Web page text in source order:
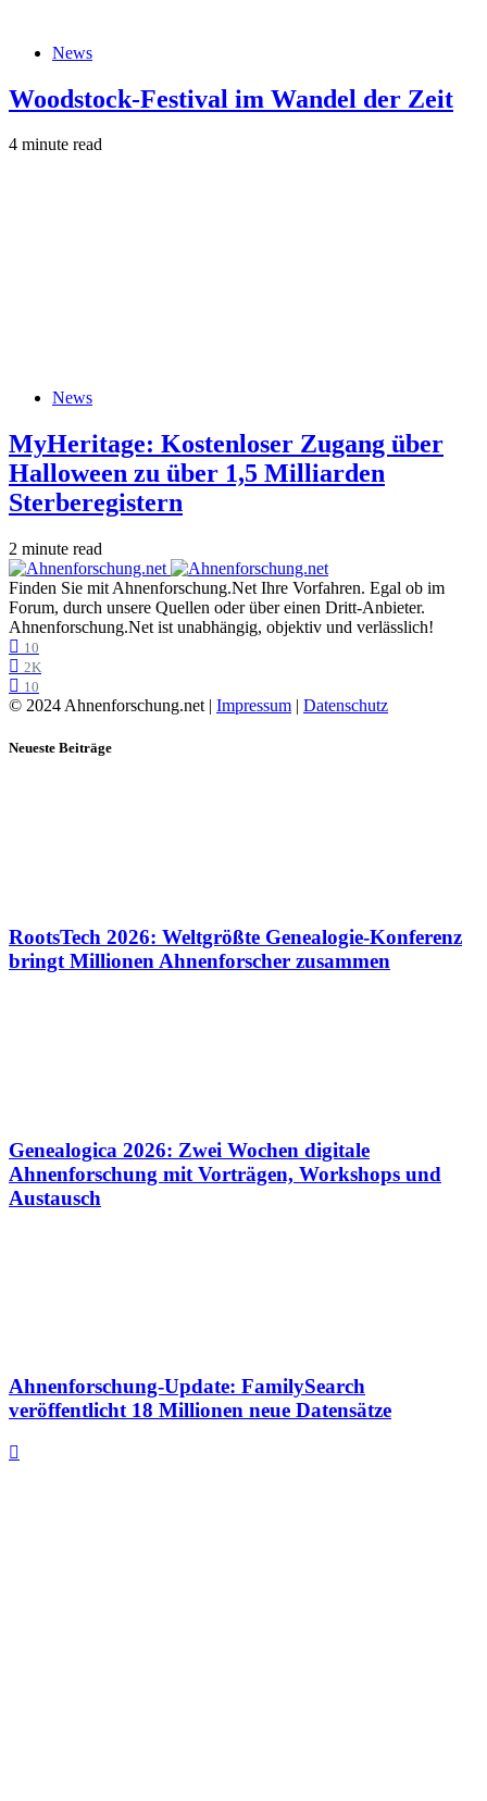
News
Woodstock-Festival im Wandel der Zeit
4 minute read
News
MyHeritage: Kostenloser Zugang über
Halloween zu über 1,5 Milliarden
Sterberegistern
2 minute read
Finden Sie mit Ahnenforschung.Net Ihre Vorfahren. Egal ob im
Forum, durch unsere Quellen oder über einen Dritt-Anbieter.
Ahnenforschung.Net ist unabhängig, objektiv und verlässlich!
10
2K
10
© 2024 Ahnenforschung.net | Impressum | Datenschutz
Neueste Beiträge
RootsTech 2026: Weltgrößte Genealogie-Konferenz
bringt Millionen Ahnenforscher zusammen
Genealogica 2026: Zwei Wochen digitale
Ahnenforschung mit Vorträgen, Workshops und
Austausch
Ahnenforschung-Update: FamilySearch
veröffentlicht 18 Millionen neue Datensätze